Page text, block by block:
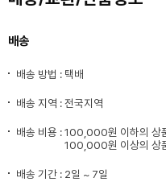
배송
배송 방법 : 택배
배송 지역 : 전국지역
배송 비용 :100,000원 이하의 상
100,000원 이상의 상
배송 기간 : 2일 ~ 7일